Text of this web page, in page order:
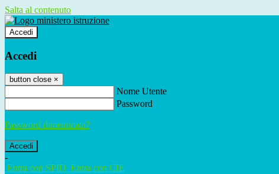
Salta al contenuto
Accedi
Accedi
button close ×
Nome Utente
Password
Password dimenticata?
-
Entra con SPID Entra con CIE